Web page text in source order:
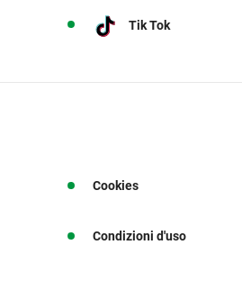
Tik Tok
Cookies
Condizioni d'uso